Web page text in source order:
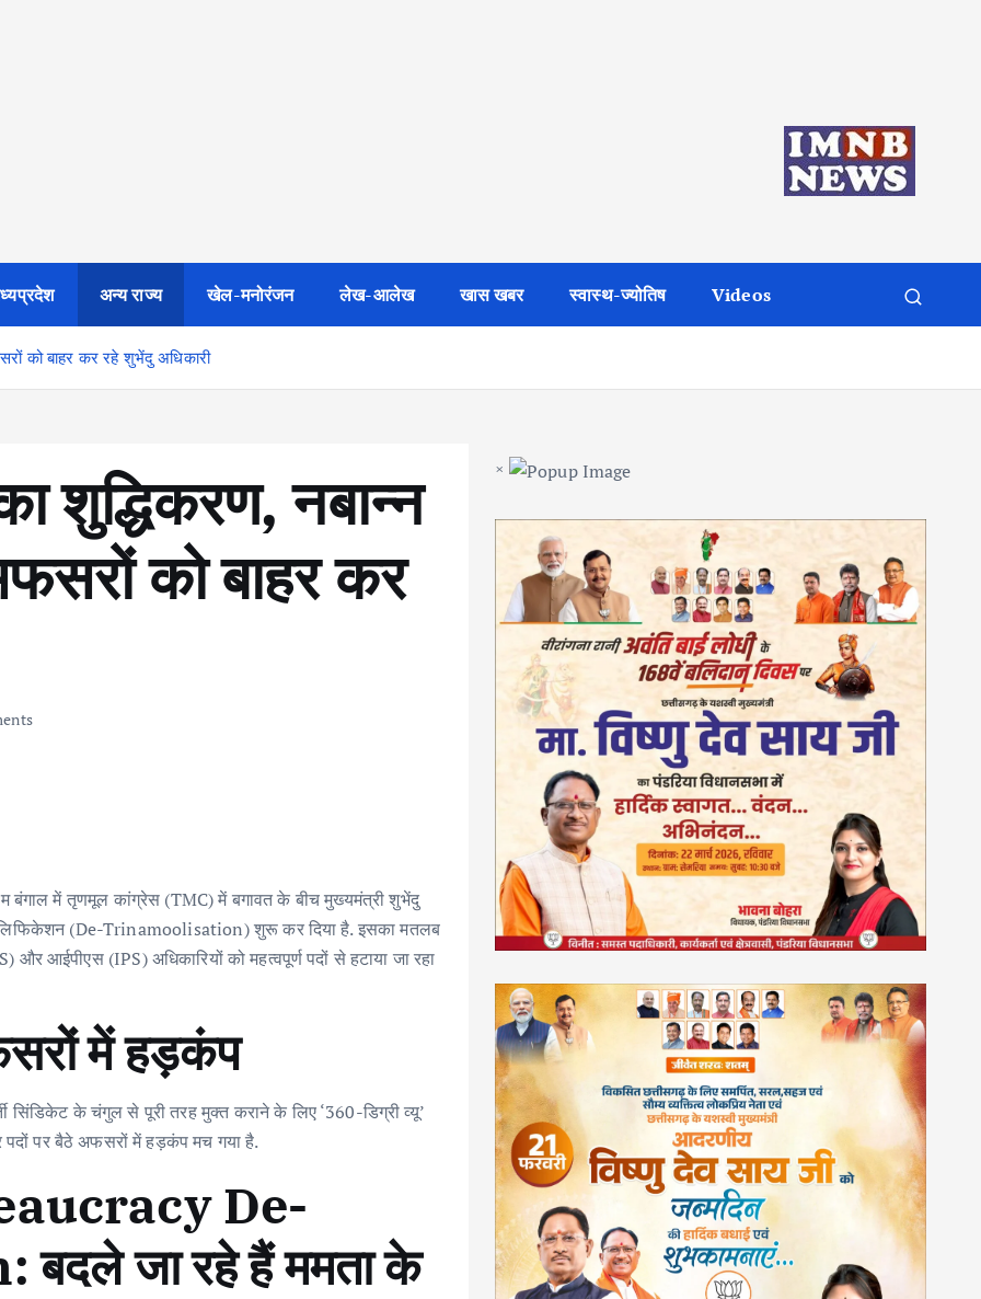
अन्य राज्य खेल-मनोरंजन लेख-आलेख खास खबर स्वास्थ-ज्योतिष Videos
को बाहर कर रहे शुभेंदु अधिकारी
शुद्धिकरण, नबान्न
को बाहर कर
में तृणमूल कांग्रेस (TMC) में बगावत के बीच मुख्यमंत्री शुभेंदु
(De-Trinamoolisation) शुरू कर दिया है. इसका मतलब
आईपीएस (IPS) अधिकारियों को महत्वपूर्ण पदों से हटाया जा रहा
में हड़कंप
सिंडिकेट के चंगुल से पूरी तरह मुक्त कराने के लिए ‘360-डिग्री व्यू’
पर बैठे अफसरों में हड़कंप मच गया है.
De-
जा रहे हैं ममता के
×